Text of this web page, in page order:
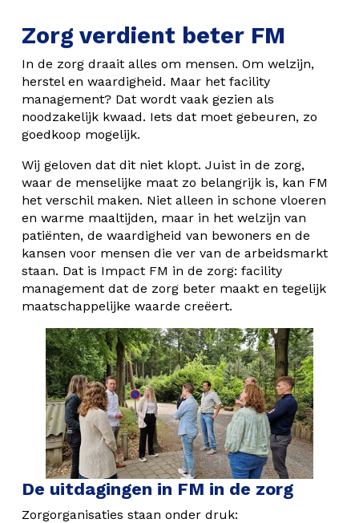
Zorg verdient beter FM
In de zorg draait alles om mensen. Om welzijn,
herstel en waardigheid. Maar het facility
management? Dat wordt vaak gezien als
noodzakelijk kwaad. Iets dat moet gebeuren, zo
goedkoop mogelijk.
Wij geloven dat dit niet klopt. Juist in de zorg,
waar de menselijke maat zo belangrijk is, kan FM
het verschil maken. Niet alleen in schone vloeren
en warme maaltijden, maar in het welzijn van
patiënten, de waardigheid van bewoners en de
kansen voor mensen die ver van de arbeidsmarkt
staan. Dat is Impact FM in de zorg: facility
management dat de zorg beter maakt en tegelijk
maatschappelijke waarde creëert.
De uitdagingen in FM in de zorg
Zorgorganisaties staan onder druk: